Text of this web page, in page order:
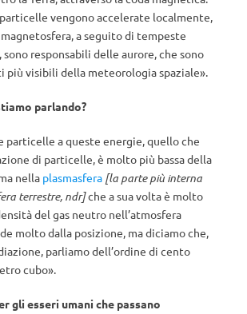
vengono accelerate localmente,
a seguito di tempeste
responsabili delle aurore, che sono
più visibili della meteorologia spaziale».
parlando?
particelle a queste energie, quello che
di particelle, è molto più bassa della
nella plasmasfera [la parte più interna
terrestre, ndr]che a sua volta è molto
del gas neutro nell’atmosfera
molto dalla posizione, ma diciamo che,
parliamo dell’ordine di cento
cubo».
gli esseri umani che passano